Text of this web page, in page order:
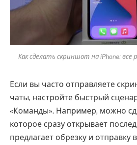
Как сделать скриншот на iPhone: все
Если вы часто отправляете
чаты, настройте быстрый
«Команды». Например, можно
которое сразу открывает
предлагает обрезку и отправку